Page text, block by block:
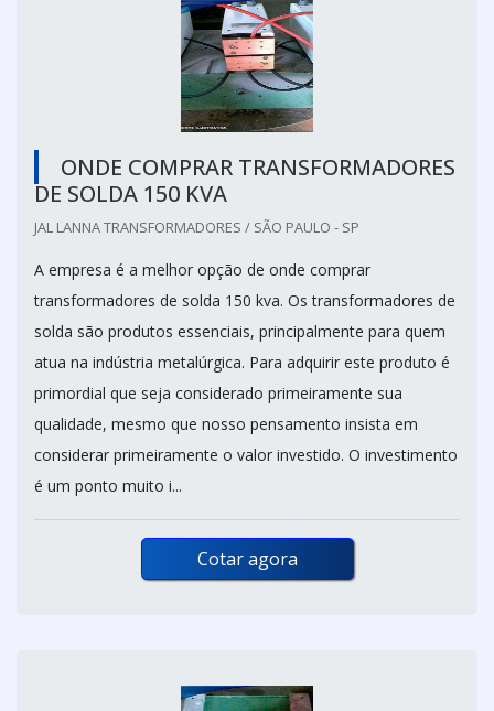
ONDE COMPRAR TRANSFORMADORES
DE SOLDA 150 KVA
JAL LANNA TRANSFORMADORES / SÃO PAULO - SP
A empresa é a melhor opção de onde comprar
transformadores de solda 150 kva. Os transformadores de
solda são produtos essenciais, principalmente para quem
atua na indústria metalúrgica. Para adquirir este produto é
primordial que seja considerado primeiramente sua
qualidade, mesmo que nosso pensamento insista em
considerar primeiramente o valor investido. O investimento
é um ponto muito i...
Cotar agora